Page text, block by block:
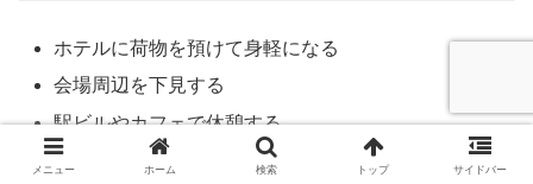
ホテルに荷物を預けて身軽になる
会場周辺を下見する
駅ビルやカフェで休憩する
物販前にトイレや食事を済ませる
メニュー ホーム 検索 トップ サイドバー